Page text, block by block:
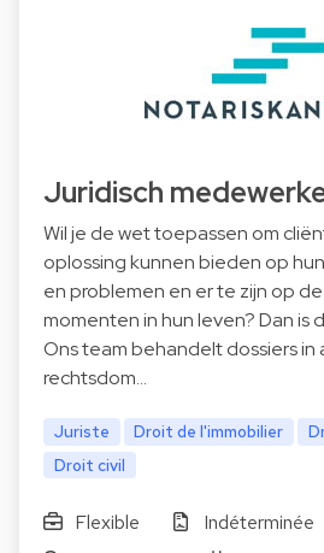
Juridisch
Wil je de wet toepassen om
oplossing kunnen bieden op
en problemen en er te zijn op
momenten in hun leven? Dan is
Ons team behandelt dossiers in
rechtsdom…
Juriste Droit de l'immobilier
Droit civil
Flexible
Indéterminée